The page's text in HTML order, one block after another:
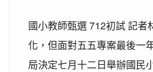
國小教師甄選 712初試 記者
化，但面對五五專案最後一
局決定七月十二日舉辦國民